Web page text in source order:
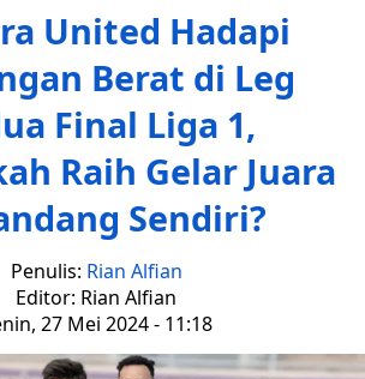
United Hadapi
Berat di Leg
Final Liga 1,
Raih Gelar Juara
Sendiri?
Penulis: Rian Alfian
Editor: Rian Alfian
27 Mei 2024 - 11:18